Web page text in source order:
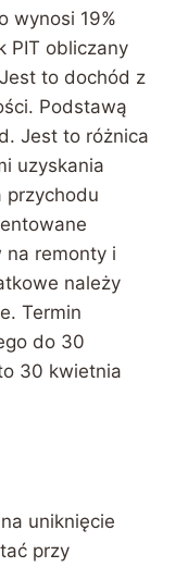
wynosi 19%
PIT obliczany
to dochód z
Podstawą
Jest to różnica
uzyskania
przychodu
na remonty i
należy
Termin
do 30
30 kwietnia
uniknięcie
przy